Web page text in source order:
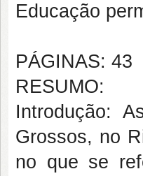
Educação
PÁGINAS: 43
RESUMO:
Introdução:
Grossos, no
no que se